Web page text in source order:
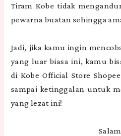
Tiram Kobe tidak
pewarna buatan sehingga
Jadi, jika kamu ingin
yang luar biasa ini, kamu
di Kobe Official Store
sampai ketinggalan untuk
yang lezat ini!